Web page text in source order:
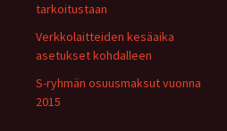
tarkoitustaan
Verkkolaitteiden kesäaika
asetukset kohdalleen
S-ryhmän osuusmaksut vuonna
2015